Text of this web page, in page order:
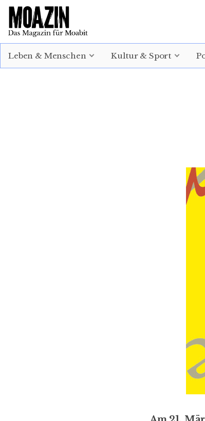
Leben & Menschen Kultur & Sport
EINLOGGEN ABONNIEREN